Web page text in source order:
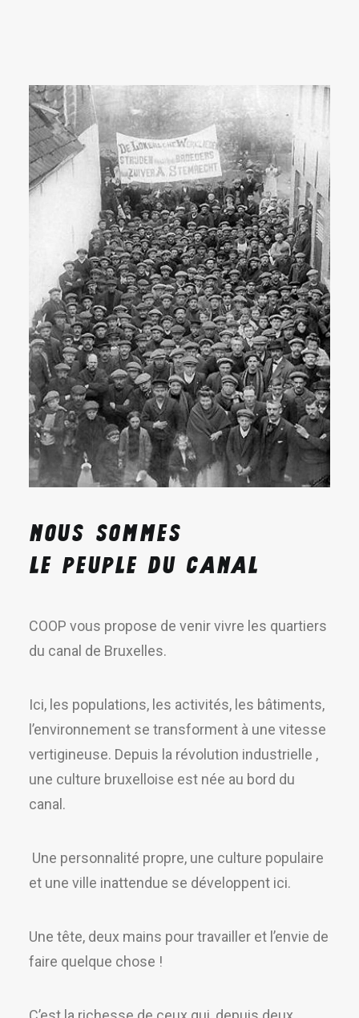
NOUS SOMMES
LE PEUPLE DU CANAL
COOP vous propose de venir vivre les quartiers
du canal de Bruxelles.
Ici, les populations, les activités, les bâtiments,
l’environnement se transforment à une vitesse
vertigineuse. Depuis la révolution industrielle ,
une culture bruxelloise est née au bord du
canal.
Une personnalité propre, une culture populaire
et une ville inattendue se développent ici.
Une tête, deux mains pour travailler et l’envie de
faire quelque chose !